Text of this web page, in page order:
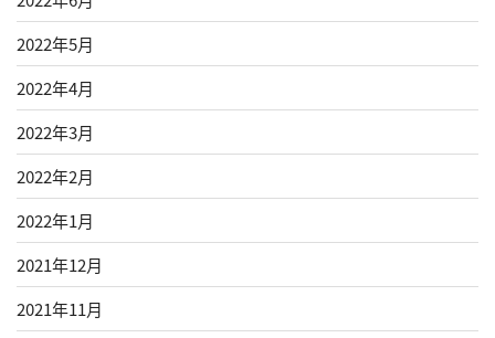
2022年5月
2022年4月
2022年3月
2022年2月
2022年1月
2021年12月
2021年11月